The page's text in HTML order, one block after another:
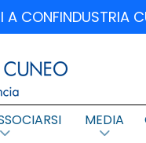
A CONFINDUSTRIA
MEDIA